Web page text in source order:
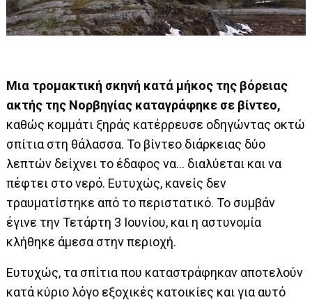
Μια τρομακτική σκηνή κατά μήκος της βόρειας
ακτής της Νορβηγίας καταγράφηκε σε βίντεο,
καθώς κομμάτι ξηράς κατέρρευσε οδηγώντας οκτώ
σπίτια στη θάλασσα. Το βίντεο διάρκειας δύο
λεπτών δείχνει το έδαφος να… διαλύεται και να
πέφτει στο νερό. Ευτυχώς, κανείς δεν
τραυματίστηκε από το περιστατικό. Το συμβάν
έγινε την Τετάρτη 3 Ιουνίου, και η αστυνομία
κλήθηκε άμεσα στην περιοχή.
Ευτυχώς, τα σπίτια που καταστράφηκαν αποτελούν
κατά κύριο λόγο εξοχικές κατοικίες και για αυτό